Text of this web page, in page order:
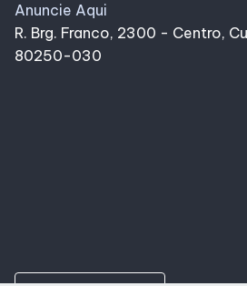
Anuncie Aqui
R. Brg. Franco, 2300 - Centro,
80250-030